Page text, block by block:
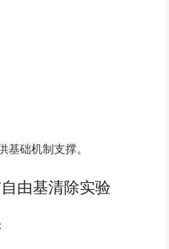
础机制支撑。
由基清除实验